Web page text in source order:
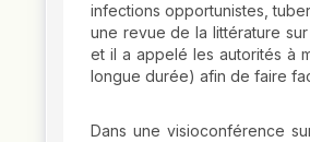
infections opportunistes,
une revue de la littérature
et il a appelé les autorités à
longue durée) afin de faire
Dans une visioconférence